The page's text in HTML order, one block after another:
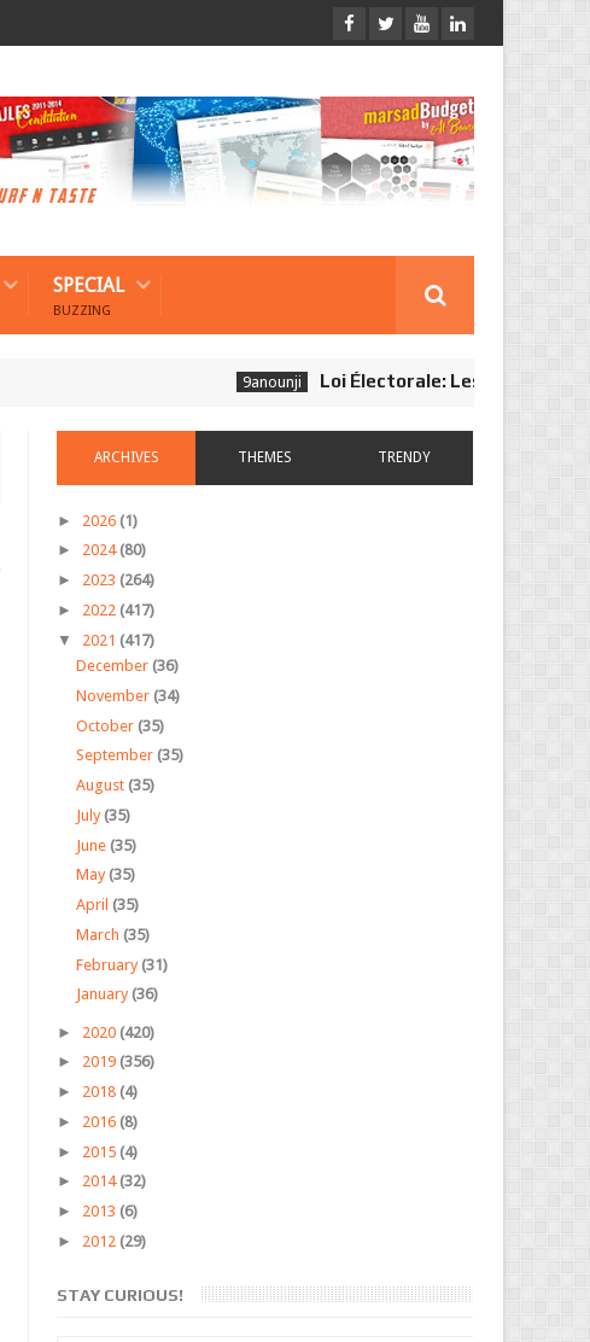
SPECIAL
BUZZING
9anounji Loi Électorale: Les Journalistes Ne
ARCHIVES THEMES TRENDY
► 2026 (1)
► 2024 (80)
► 2023 (264)
► 2022 (417)
▼ 2021 (417)
December (36)
November (34)
October (35)
September (35)
August (35)
July (35)
June (35)
May (35)
April (35)
March (35)
February (31)
January (36)
► 2020 (420)
► 2019 (356)
► 2018 (4)
► 2016 (8)
► 2015 (4)
► 2014 (32)
► 2013 (6)
► 2012 (29)
STAY CURIOUS!